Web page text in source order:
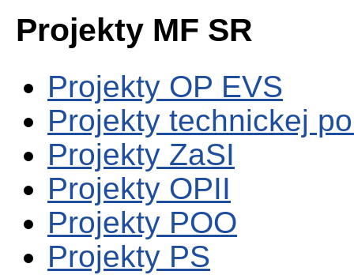
Projekty MF SR
Projekty OP EVS
Projekty technickej
Projekty ZaSI
Projekty OPII
Projekty POO
Projekty PS